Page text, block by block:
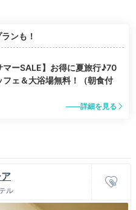
ンも！
マーSALE】お得に夏旅行♪70
ェ＆大浴場無料！（朝食付
詳細を見る
ル